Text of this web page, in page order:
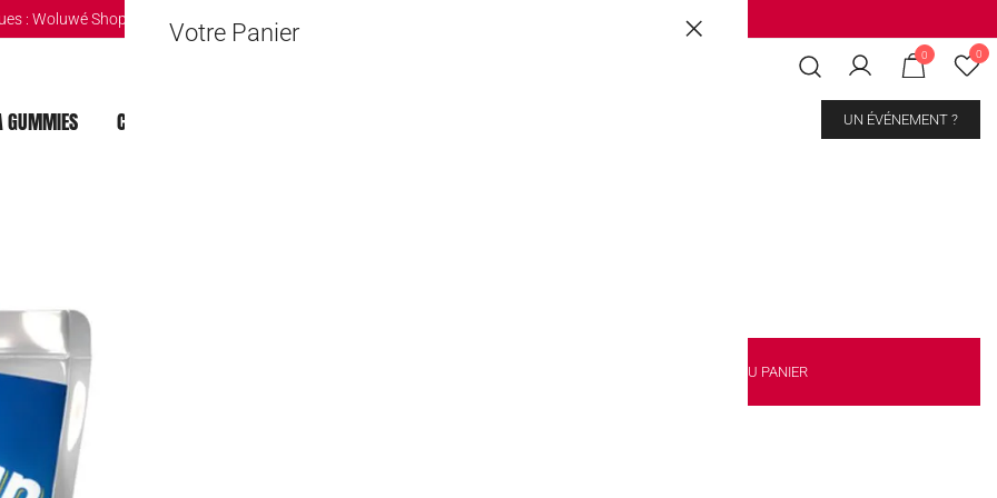
Votre Panier
: Woluwé Shopping Center Louvain-la-Neuve Esplanande Mons Les Grands Prés
0 0
GUMMIES CHOCOLAT DUBAI UN ÉVÉNEMENT ?
AJOUTER AU PANIER